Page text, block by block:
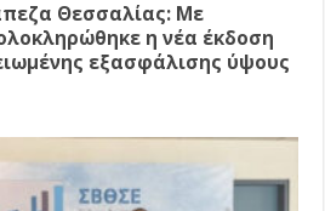
Θεσσαλίας: Με
η νέα έκδοση
εξασφάλισης ύψους